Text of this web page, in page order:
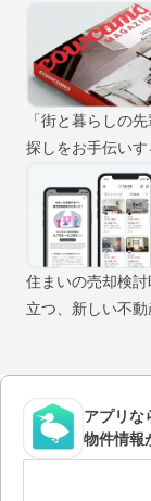
「街と暮らしの
探しをお手伝い
住まいの売却検
立つ、新しい不動
アプリな
物件情報